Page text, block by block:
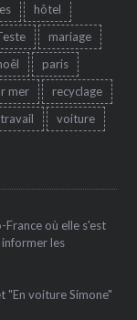
hôtel
mariage
paris
mer
recyclage
travail
voiture
France où elle s'est
les
"En voiture Simone"